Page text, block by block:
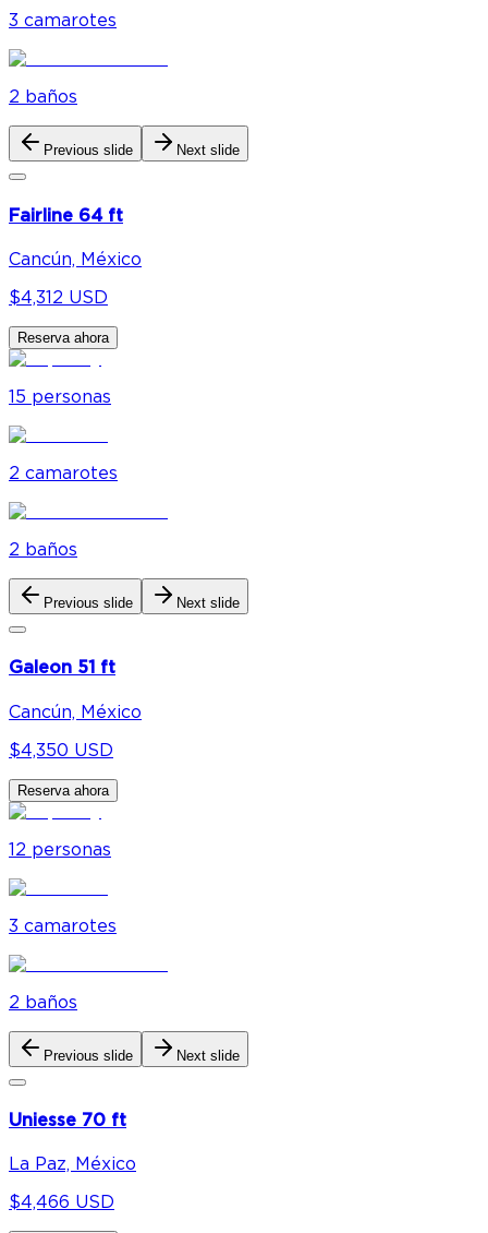
3 camarotes
2 baños
Previous slide Next slide
Fairline 64 ft
Cancún, México
$4,312 USD
Reserva ahora
15 personas
2 camarotes
2 baños
Previous slide Next slide
Galeon 51 ft
Cancún, México
$4,350 USD
Reserva ahora
12 personas
3 camarotes
2 baños
Previous slide Next slide
Uniesse 70 ft
La Paz, México
$4,466 USD